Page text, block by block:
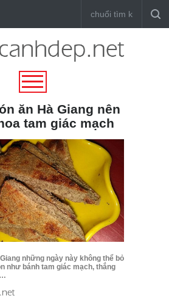
ăn Hà Giang nên
tam giác mạch
những ngày này không thể bỏ
như bánh tam giác mạch, thắng